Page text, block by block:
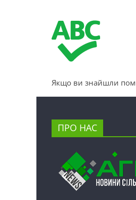
Якщо ви знайшли
ПРО НАС